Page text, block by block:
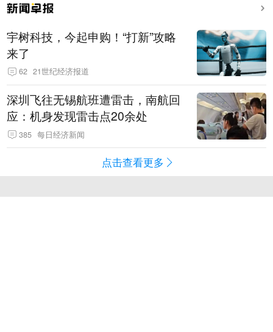
宇树科技，今起申购！“打新”攻略
来了
62 21世纪经济报道
深圳飞往无锡航班遭雷击，南航回
应：机身发现雷击点20余处
385 每日经济新闻
点击查看更多